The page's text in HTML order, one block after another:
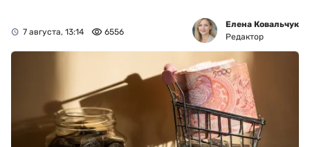
7 августа, 13:14 6556
Елена Ковальчук
Редактор